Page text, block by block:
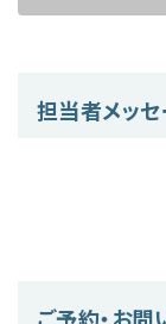
担当者メッ
ご予約・お問